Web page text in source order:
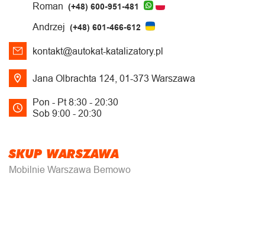
Roman (+48) 600-951-481
Andrzej (+48) 601-466-612
kontakt@autokat-katalizatory.pl
Jana Olbrachta 124, 01-373 Warszawa
Pon - Pt 8:30 - 20:30
Sob 9:00 - 20:30
SKUP WARSZAWA
Mobilnie Warszawa Bemowo